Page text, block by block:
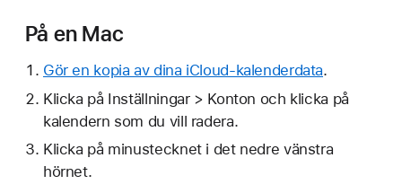
På en Mac
Gör en kopia av dina iCloud-kalenderdata.
Klicka på Inställningar > Konton och klicka på
kalendern som du vill radera.
Klicka på minustecknet i det nedre vänstra
hörnet.